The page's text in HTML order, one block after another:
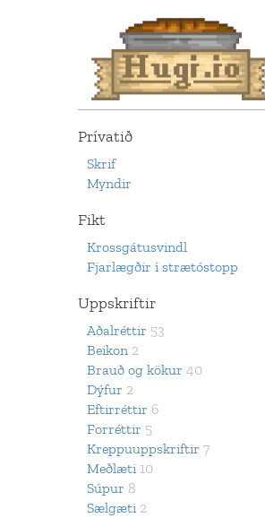
Prívatið
Skrif
Myndir
Fikt
Krossgátusvindl
Fjarlægðir í strætóstopp
Uppskriftir
Aðalréttir 53
Beikon 2
Brauð og kökur 40
Dýfur 2
Eftirréttir 6
Forréttir 5
Kreppuuppskriftir 7
Meðlæti 10
Súpur 8
Sælgæti 2